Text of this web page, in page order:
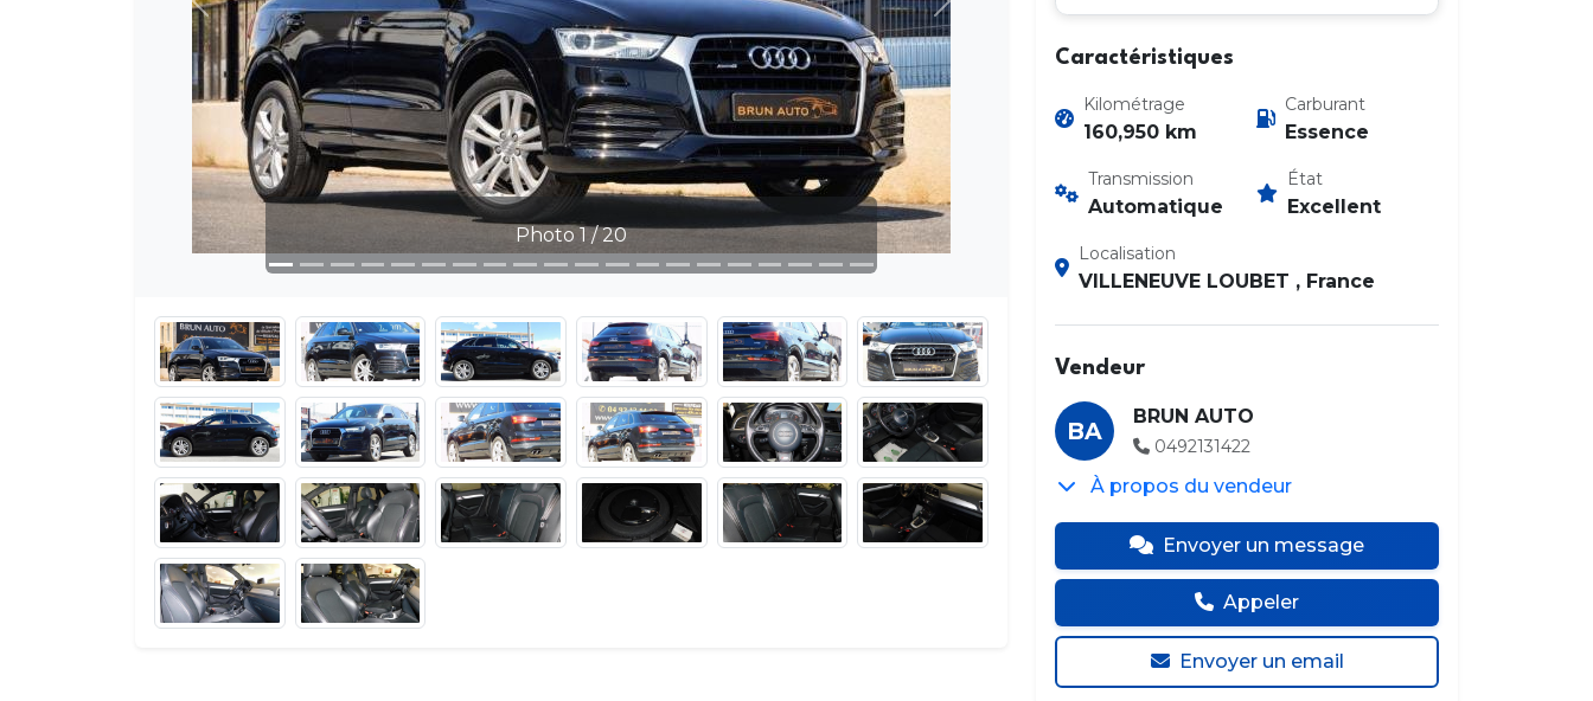
Photo 1 / 20
Précédent Suivant
Caractéristiques
Kilométrage
160,950 km
Carburant
Essence
Transmission
Automatique
État
Excellent
Localisation
VILLENEUVE LOUBET , France
Vendeur
BA
BRUN AUTO
0492131422
À propos du vendeur
Envoyer un message
Appeler
Envoyer un email